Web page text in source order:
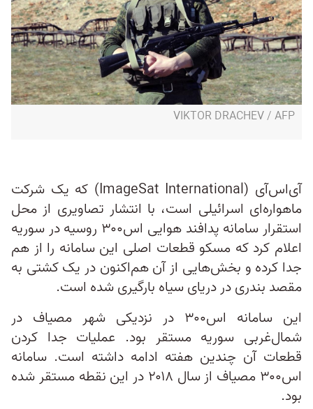
VIKTOR DRACHEV / AFP
آی‌اس‌آی (ImageSat International) که یک شرکت
ماهواره‌ای اسرائیلی است، با انتشار تصاویری از محل
استقرار سامانه پدافند هوایی اس‌۳۰۰ روسیه در سوریه
اعلام کرد که مسکو قطعات اصلی این سامانه را از هم
جدا کرده و بخش‌هایی از آن هم‌اکنون در یک کشتی به
مقصد بندری در دریای سیاه بارگیری شده است.
این سامانه اس۳۰۰ در نزدیکی شهر مصیاف در
شمال‌غربی سوریه مستقر بود. عملیات جدا کردن
قطعات آن چندین هفته ادامه داشته است. سامانه
اس‌۳۰۰ مصیاف از سال ۲۰۱۸ در این نقطه مستقر شده
بود.